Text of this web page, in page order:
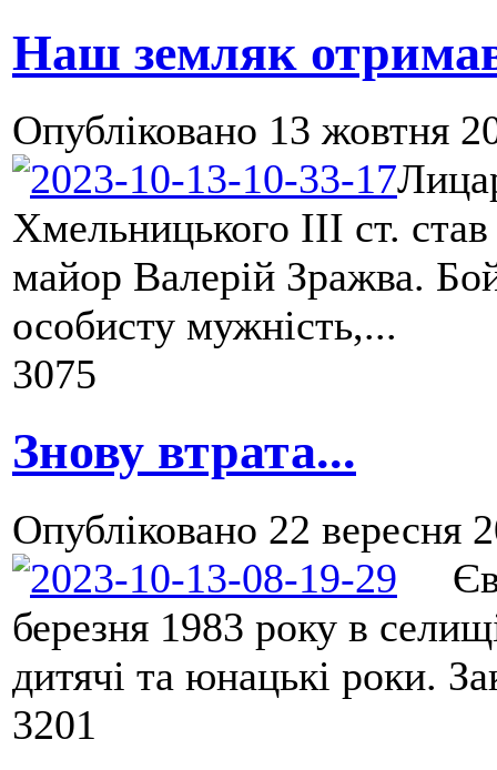
Наш земляк
Опубліковано 13 жовтня
Хмельницького ІІІ ст.
майор Валерій Зражва.
особисту мужність,...
3075
Знову втрата...
Опубліковано 22 вересня
березня 1983 року в
дитячі та юнацькі роки.
3201